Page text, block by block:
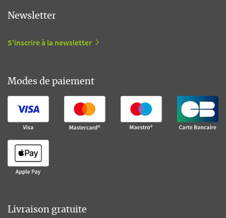
Newsletter
S'inscrire à la newsletter
Modes de paiement
Livraison gratuite